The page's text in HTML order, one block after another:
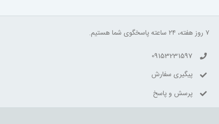
۷ روز هفته، ۲۴ ساعته پاسخگوی شما هستیم.
09153231597
پیگیری سفارش
پرسش و پاسخ